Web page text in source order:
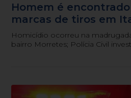
Homem é
marcas de tiros em
Homicídio ocorreu na
bairro Morretes; Polícia Civil